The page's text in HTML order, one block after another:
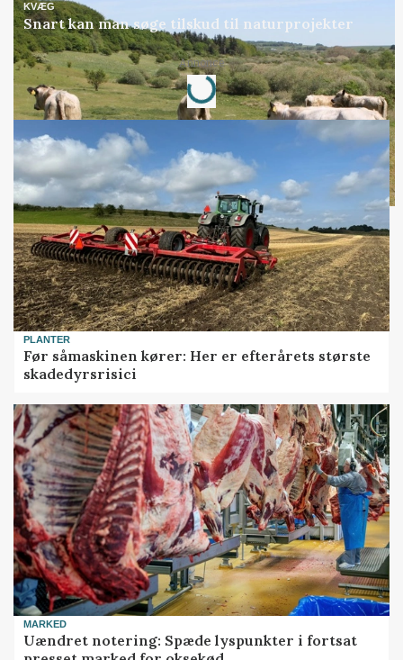
KVÆG
Snart kan man søge tilskud til naturprojekter
Annonce
Loading...
PLANTER
Før såmaskinen kører: Her er efterårets største
skadedyrsrisici
MARKED
Uændret notering: Spæde lyspunkter i fortsat